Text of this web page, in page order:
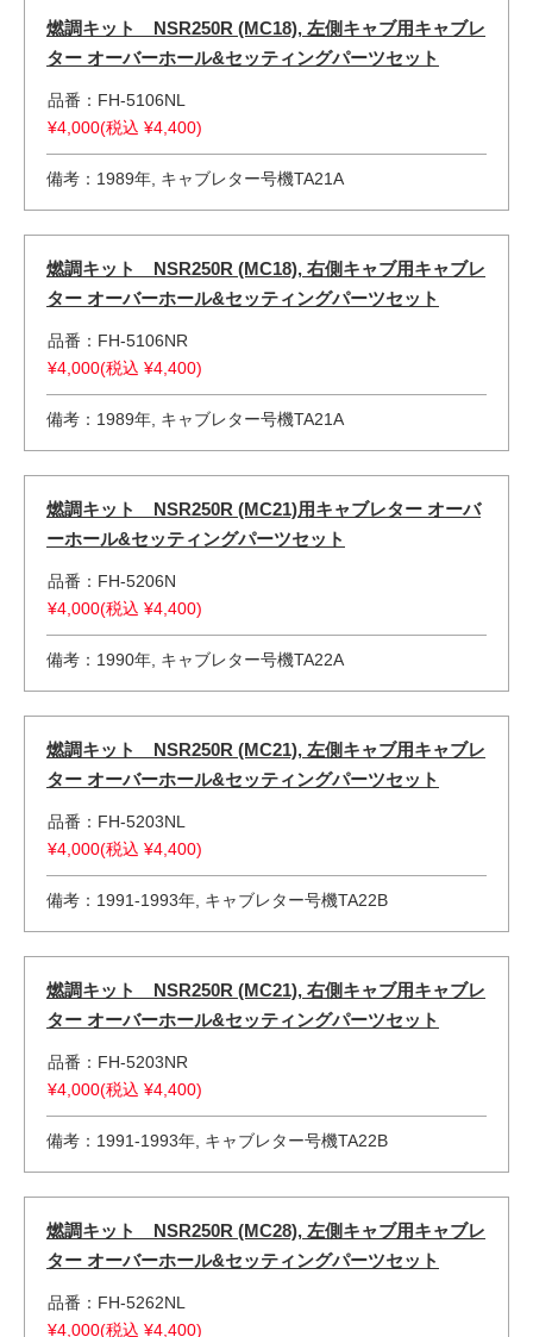
燃調キット NSR250R (MC18), 左側キャブ用キャブレ
ター オーバーホール&セッティングパーツセット
品番：FH-5106NL
¥4,000(税込 ¥4,400)
備考：1989年, キャブレター号機TA21A
燃調キット NSR250R (MC18), 右側キャブ用キャブレ
ター オーバーホール&セッティングパーツセット
品番：FH-5106NR
¥4,000(税込 ¥4,400)
備考：1989年, キャブレター号機TA21A
燃調キット NSR250R (MC21)用キャブレター オーバ
ーホール&セッティングパーツセット
品番：FH-5206N
¥4,000(税込 ¥4,400)
備考：1990年, キャブレター号機TA22A
燃調キット NSR250R (MC21), 左側キャブ用キャブレ
ター オーバーホール&セッティングパーツセット
品番：FH-5203NL
¥4,000(税込 ¥4,400)
備考：1991-1993年, キャブレター号機TA22B
燃調キット NSR250R (MC21), 右側キャブ用キャブレ
ター オーバーホール&セッティングパーツセット
品番：FH-5203NR
¥4,000(税込 ¥4,400)
備考：1991-1993年, キャブレター号機TA22B
燃調キット NSR250R (MC28), 左側キャブ用キャブレ
ター オーバーホール&セッティングパーツセット
品番：FH-5262NL
¥4,000(税込 ¥4,400)